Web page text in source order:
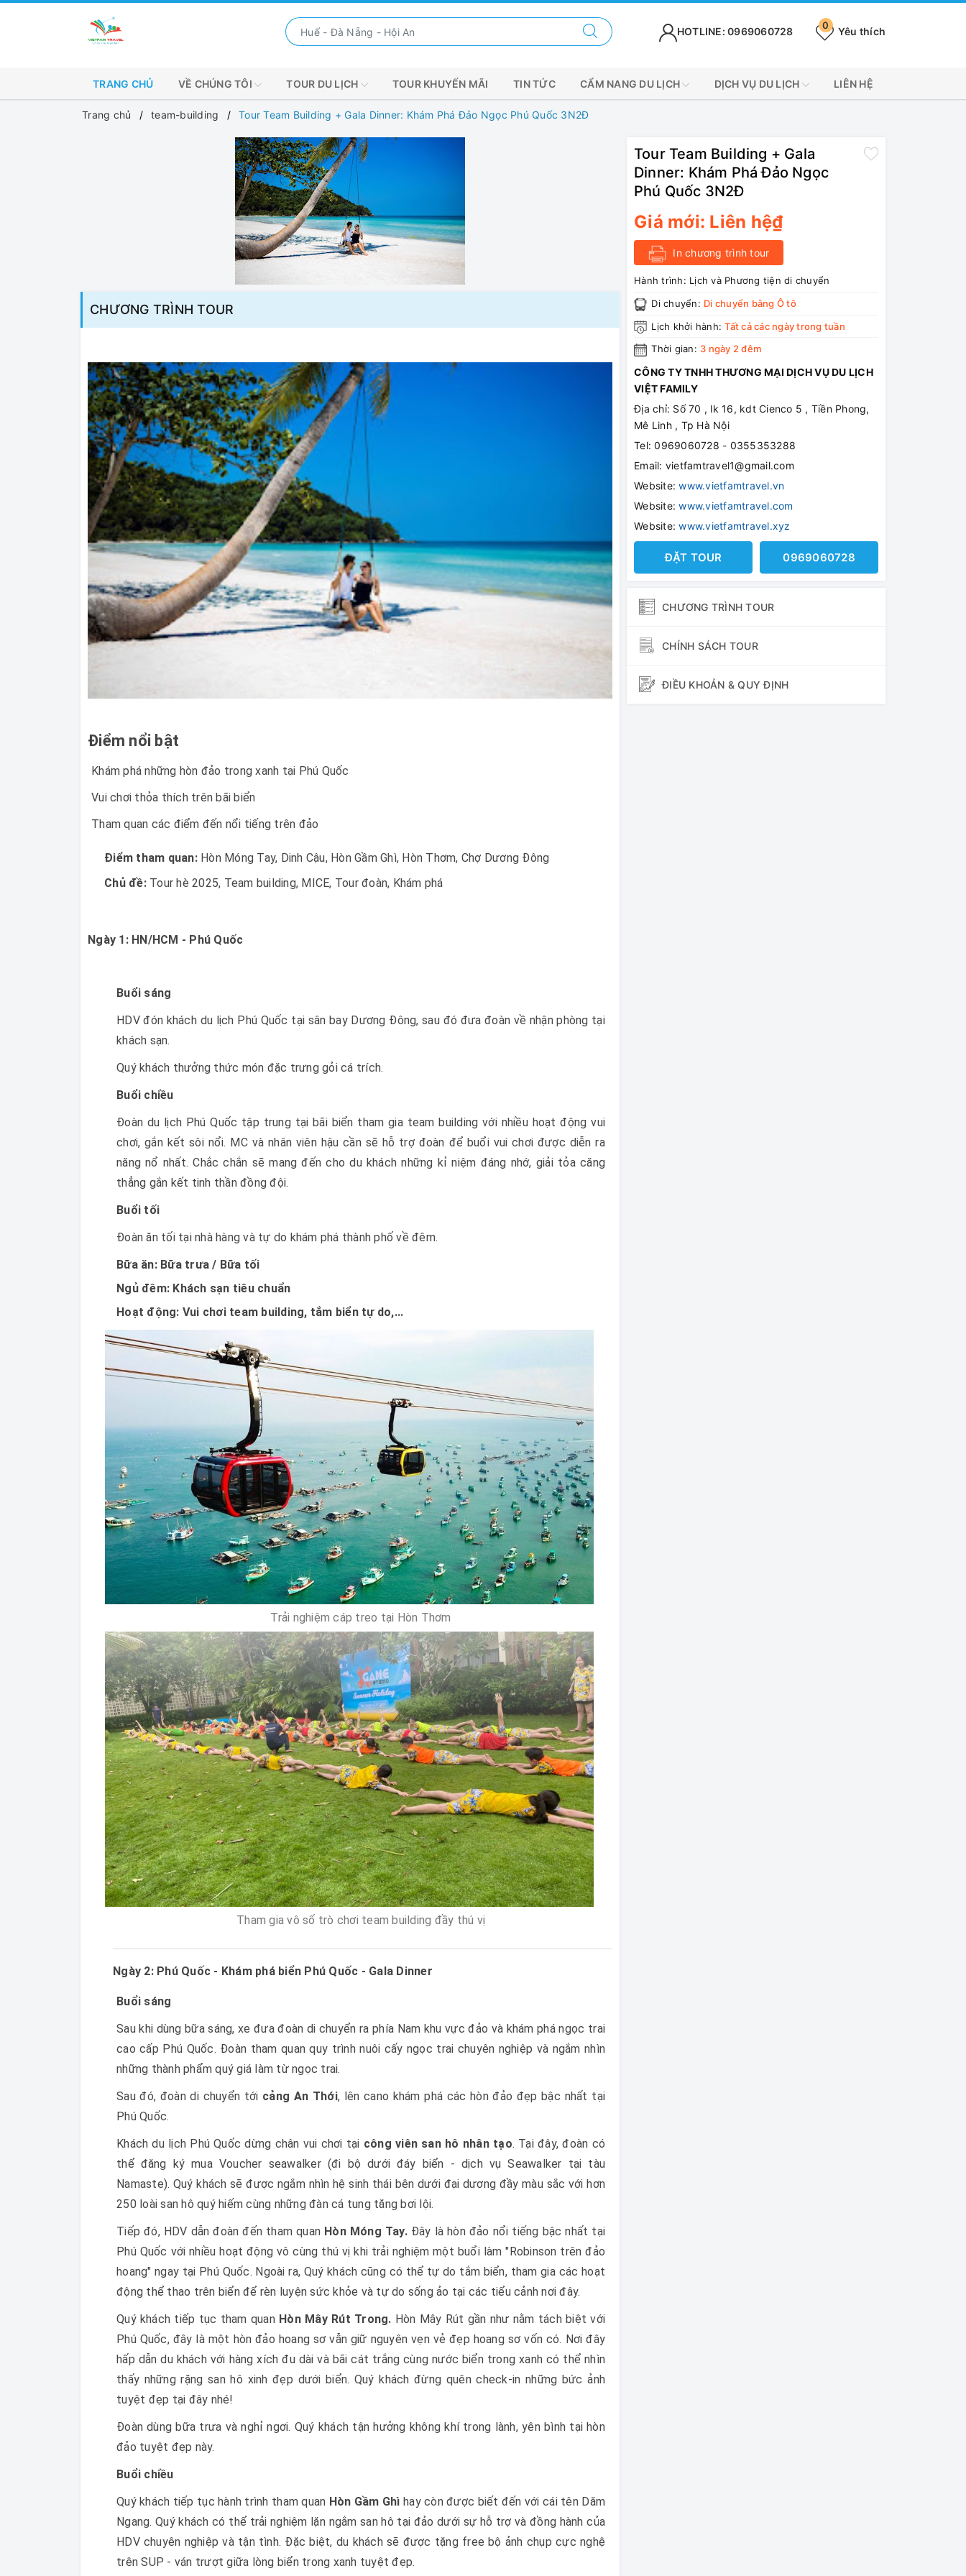
Yêu thích
0
HOTLINE: 0969060728
TRANG CHỦ VỀ CHÚNG TÔI TOUR DU LỊCH TOUR KHUYẾN MÃI TIN TỨC CẨM NANG DU LỊCH DỊCH VỤ DU LỊCH LIÊN HỆ
Trang chủ team-building Tour Team Building + Gala Dinner: Khám Phá Đảo Ngọc Phú Quốc 3N2Đ
CHƯƠNG TRÌNH TOUR
Điểm nổi bật
Khám phá những hòn đảo trong xanh tại Phú Quốc
Vui chơi thỏa thích trên bãi biển
Tham quan các điểm đến nổi tiếng trên đảo
Điểm tham quan: Hòn Móng Tay, Dinh Cậu, Hòn Gầm Ghì, Hòn Thơm, Chợ Dương Đông
Chủ đề: Tour hè 2025, Team building, MICE, Tour đoàn, Khám phá
Ngày 1: HN/HCM - Phú Quốc
Buổi sáng
HDV đón khách du lịch Phú Quốc tại sân bay Dương Đông, sau đó đưa đoàn về nhận phòng tại
khách sạn.
Quý khách thưởng thức món đặc trưng gỏi cá trích.
Buổi chiều
Đoàn du lịch Phú Quốc tập trung tại bãi biển tham gia team building với nhiều hoạt động vui
chơi, gắn kết sôi nổi. MC và nhân viên hậu cần sẽ hỗ trợ đoàn để buổi vui chơi được diễn ra
năng nổ nhất. Chắc chắn sẽ mang đến cho du khách những kỉ niệm đáng nhớ, giải tỏa căng
thẳng gắn kết tinh thần đồng đội.
Buổi tối
Đoàn ăn tối tại nhà hàng và tự do khám phá thành phố về đêm.
Bữa ăn: Bữa trưa / Bữa tối
Ngủ đêm: Khách sạn tiêu chuẩn
Hoạt động: Vui chơi team building, tắm biển tự do,...
Trải nghiệm cáp treo tại Hòn Thơm
Tham gia vô số trò chơi team building đầy thú vị
Ngày 2: Phú Quốc - Khám phá biển Phú Quốc - Gala Dinner
Buổi sáng
Sau khi dùng bữa sáng, xe đưa đoàn di chuyển ra phía Nam khu vực đảo và khám phá ngọc trai
cao cấp Phú Quốc. Đoàn tham quan quy trình nuôi cấy ngọc trai chuyên nghiệp và ngắm nhìn
những thành phẩm quý giá làm từ ngọc trai.
Sau đó, đoàn di chuyển tới cảng An Thới, lên cano khám phá các hòn đảo đẹp bậc nhất tại
Phú Quốc.
Khách du lịch Phú Quốc dừng chân vui chơi tại công viên san hô nhân tạo. Tại đây, đoàn có
thể đăng ký mua Voucher seawalker (đi bộ dưới đáy biển - dịch vụ Seawalker tại tàu
Namaste). Quý khách sẽ được ngắm nhìn hệ sinh thái bên dưới đại dương đầy màu sắc với hơn
250 loài san hô quý hiếm cùng những đàn cá tung tăng bơi lội.
Tiếp đó, HDV dẫn đoàn đến tham quan Hòn Móng Tay.Đây là hòn đảo nổi tiếng bậc nhất tại
Phú Quốc với nhiều hoạt động vô cùng thú vị khi trải nghiệm một buổi làm "Robinson trên đảo
hoang" ngay tại Phú Quốc. Ngoài ra, Quý khách cũng có thể tự do tắm biển, tham gia các hoạt
động thể thao trên biển để rèn luyện sức khỏe và tự do sống ảo tại các tiểu cảnh nơi đây.
Quý khách tiếp tục tham quan Hòn Mây Rút Trong. Hòn Mây Rút gần như nằm tách biệt với
Phú Quốc, đây là một hòn đảo hoang sơ vẫn giữ nguyên vẹn vẻ đẹp hoang sơ vốn có. Nơi đây
hấp dẫn du khách với hàng xích đu dài và bãi cát trắng cùng nước biển trong xanh có thể nhìn
thấy những rặng san hô xinh đẹp dưới biển. Quý khách đừng quên check-in những bức ảnh
tuyệt đẹp tại đây nhé!
Đoàn dùng bữa trưa và nghỉ ngơi. Quý khách tận hưởng không khí trong lành, yên bình tại hòn
đảo tuyệt đẹp này.
Buổi chiều
Quý khách tiếp tục hành trình tham quan Hòn Gầm Ghì hay còn được biết đến với cái tên Dăm
Ngang. Quý khách có thể trải nghiệm lặn ngắm san hô tại đảo dưới sự hỗ trợ và đồng hành của
HDV chuyên nghiệp và tận tình. Đặc biệt, du khách sẽ được tặng free bộ ảnh chụp cực nghệ
trên SUP - ván trượt giữa lòng biển trong xanh tuyệt đẹp.
Tour Team Building + Gala
Dinner: Khám Phá Đảo Ngọc
Phú Quốc 3N2Đ
Giá mới: Liên hệ₫
In chương trình tour
Hành trình: Lịch và Phương tiện di chuyển
Di chuyển: Di chuyển bằng Ô tô
Lịch khởi hành:Tất cả các ngày trong tuần
Thời gian: 3 ngày 2 đêm
CÔNG TY TNHH THƯƠNG MẠI DỊCH VỤ DU LỊCH
VIỆT FAMILY
Địa chỉ: Số 70 , lk 16, kdt Cienco 5 , Tiền Phong,
Mê Linh , Tp Hà Nội
Tel: 0969060728 - 0355353288
Email: vietfamtravel1@gmail.com
Website:www.vietfamtravel.vn
Website:www.vietfamtravel.com
Website:www.vietfamtravel.xyz
ĐẶT TOUR 0969060728
CHƯƠNG TRÌNH TOUR
CHÍNH SÁCH TOUR
ĐIỀU KHOẢN & QUY ĐỊNH